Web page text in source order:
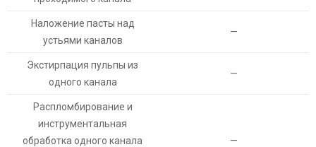
Наложение пасты над
устьями каналов
—
Экстирпация пульпы из
одного канала
—
Распломбирование и
инструментальная
обработка одного канала
—